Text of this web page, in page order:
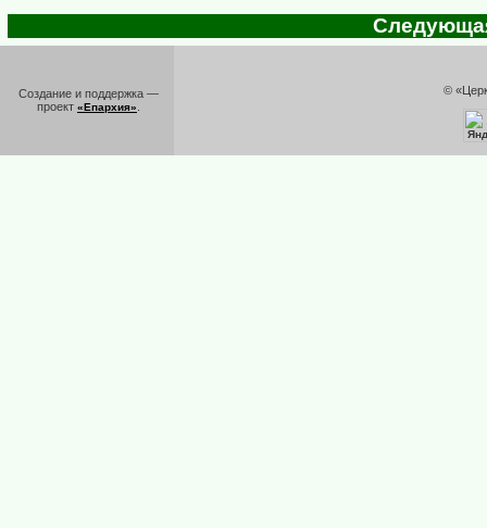
Создание и поддержка —
проект «Епархия»
©